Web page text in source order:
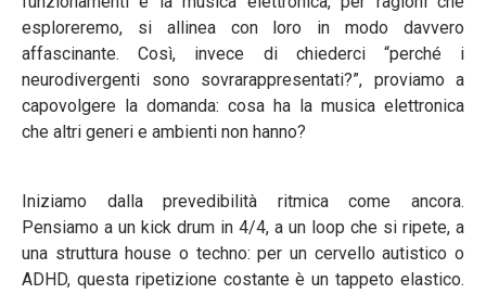
esploreremo, si allinea con loro in modo davvero
affascinante. Così, invece di chiederci “perché i
neurodivergenti sono sovrarappresentati?”, proviamo a
capovolgere la domanda: cosa ha la musica elettronica
che altri generi e ambienti non hanno?
Iniziamo dalla prevedibilità ritmica come ancora.
Pensiamo a un kick drum in 4/4, a un loop che si ripete, a
una struttura house o techno: per un cervello autistico o
ADHD, questa ripetizione costante è un tappeto elastico.